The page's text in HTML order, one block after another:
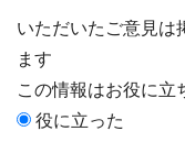
いただいたご意見は
ます
この情報はお役に立
役に立った